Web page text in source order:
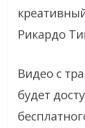
Рикардо
Видео с
будет